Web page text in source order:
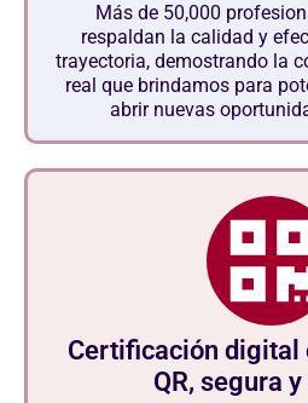
Más de 50,000
respaldan la calidad y
trayectoria, demostrando la
real que brindamos para
abrir nuevas
Certificación digital
QR, segura